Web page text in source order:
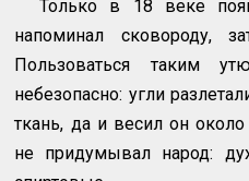
Только в 18 веке
напоминал сковороду,
Пользоваться таким
небезопасно: угли
ткань, да и весил он
не придумывал народ: